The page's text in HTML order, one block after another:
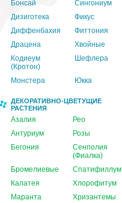
Бонсай
Сингониум
Дизиготека
Фикус
Диффенбахия
Фиттония
Драцена
Хвойные
Кодиеум
(Кротон)
Шефлера
Монстера Юкка
ДЕКОРАТИВНО-ЦВЕТУЩИЕ
РАСТЕНИЯ
Азалия
Рео
Антуриум
Розы
Бегония
Сенполия
(Фиалка)
Бромелиевые
Спатифиллум
Калатея
Хлорофитум
Маранта
Хризантемы